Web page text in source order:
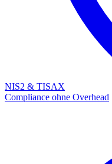
NIS2 & TISAX
Compliance ohne Overhead